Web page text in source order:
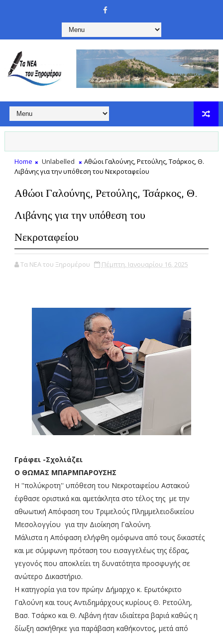
Home Unlabelled
Αθώοι Γαλούνης, Ρετούλης, Τσάρκος, Θ.
Λιβάνης για την υπόθεση του Νεκροταφείου
Αθώοι Γαλούνης, Ρετούλης, Τσάρκος, Θ.
Λιβάνης για την υπόθεση του
Νεκροταφείου
Τα ΝΕΑ του Ξηρομέρου Πέμπτη, Ιανουαρίου 16, 2025
Γράφει -Σχολιάζει
Ο ΘΩΜΑΣ ΜΠΑΡΜΠΑΡΟΥΣΗΣ
Η ''πολύκροτη'' υπόθεση του Νεκροταφείου Αστακού
έφθασε οριστικά και αμετάκλητα στο τέλος της με την
αθωωτική Απόφαση του Τριμελούς Πλημμελειοδικείου
Μεσολογγίου για την Διοίκηση Γαλούνη.
Μάλιστα η Απόφαση ελήφθη ομόφωνα από τους δικαστές
και με σύμφωνη πρόταση του εισαγγελέως της έδρας,
γεγονός που αποκλείει τη δυνατότητα προσφυγής σε
ανώτερο Δικαστήριο.
Η κατηγορία για τον πρώην Δήμαρχο κ. Ερωτόκριτο
Γαλούνη και τους Αντιδημάρχους κυρίους Θ. Ρετούλη,
Βασ. Τσάρκο και Θ. Λιβάνη ήταν ιδιαίτερα βαριά καθώς η
δίωξη ασκήθηκε για παράβαση καθήκοντος, μετά από